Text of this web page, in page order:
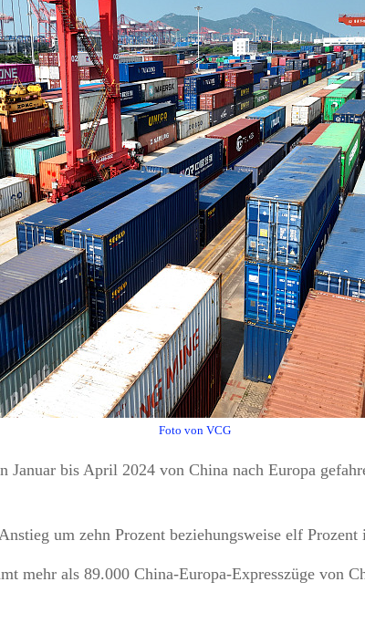
Foto von VCG
Januar bis April 2024 von China nach Europa
um zehn Prozent beziehungsweise elf
mehr als 89.000 China-Europa-Expresszüge von